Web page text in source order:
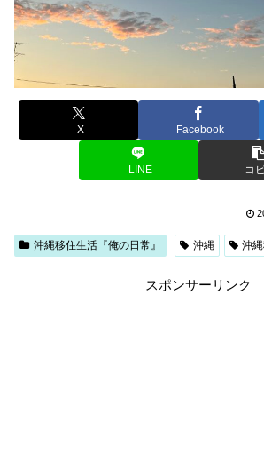
X Facebook
LINE コ
沖縄移住生活『俺の日常』 沖縄 沖
スポンサーリンク